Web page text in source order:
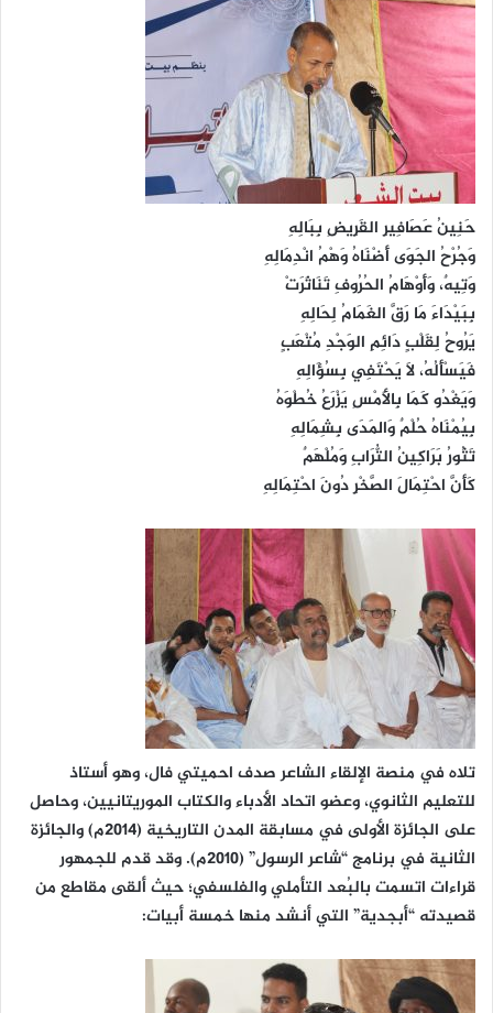
حَنِينُ عَصَافِيرِ القَرِيضِ بِبَالِهِ
وَجُرْحُ الجَوَى أَضْنَاهُ وَهْمُ انْدِمَالِهِ
وَتِيهٌ، وَأَوْهَامُ الحُرُوفِ تَنَاثَرَتْ
بِبَيْدَاءَ مَا رَقَّ الغَمَامُ لِحَالِهِ
يَرُوحُ لِقَلْبٍ دَائِمِ الوَجْدِ مُتْعَبٍ
فَيَسْأَلُهُ، لَا يَحْتَفِي بِسُؤَالِهِ
وَيَغْدُو كَمَا بِالأَمْسِ يَزْرَعُ خُطْوَهُ
بِيُمْنَاهُ حُلْمٌ وَالمَدَى بِشِمَالِهِ
تَثُورُ بَرَاكِينُ التُّرَابِ وَمُلْهَمٌ
كَأَنَّ احْتِمَالَ الصَّخْرِ دُونَ احْتِمَالِهِ
تلاه في منصة الإلقاء الشاعر صدف احميتي فال، وهو أستاذ
للتعليم الثانوي، وعضو اتحاد الأدباء والكتاب الموريتانيين، وحاصل
على الجائزة الأولى في مسابقة المدن التاريخية (2014م) والجائزة
الثانية في برنامج “شاعر الرسول” (2010م). وقد قدم للجمهور
قراءات اتسمت بالبُعد التأملي والفلسفي؛ حيث ألقى مقاطع من
قصيدته “أبجدية” التي أنشد منها خمسة أبيات: